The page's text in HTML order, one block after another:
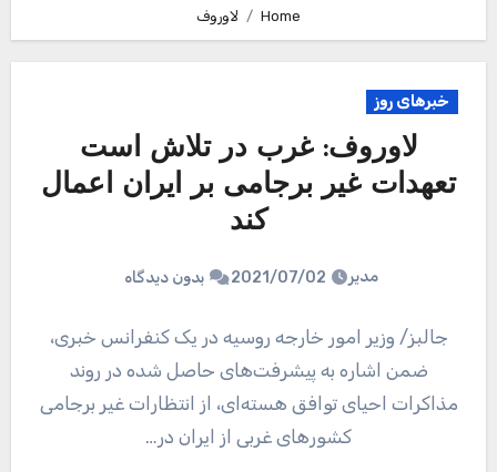
Home لاوروف
خبرهای روز
لاوروف: غرب در تلاش است
تعهدات غیر برجامی بر ایران اعمال
کند
مدیر 2021/07/02 بدون دیدگاه
جالبز/ وزیر امور خارجه روسیه در یک کنفرانس خبری،
ضمن اشاره به پیشرفت‌های حاصل شده در روند
مذاکرات احیای توافق هسته‌ای، از انتظارات غیر برجامی
کشورهای غربی از ایران در…